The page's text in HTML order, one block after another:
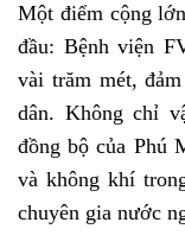
Một điểm cộng
đầu: Bệnh viện
vài trăm mét,
dân. Không chỉ
đồng bộ của Phú
và không khí
chuyên gia nước